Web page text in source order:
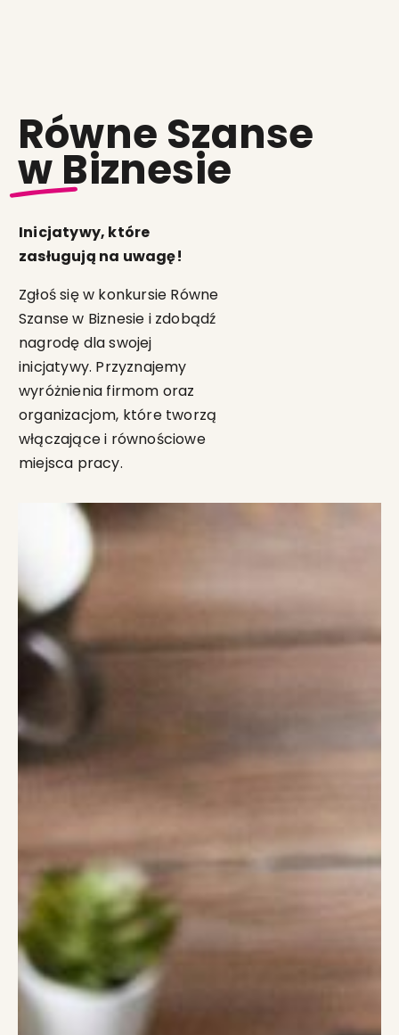
Równe Szanse
w Biznesie
Inicjatywy, które
zasługują na uwagę!
Zgłoś się w konkursie Równe
Szanse w Biznesie i zdobądź
nagrodę dla swojej
inicjatywy. Przyznajemy
wyróżnienia firmom oraz
organizacjom, które tworzą
włączające i równościowe
miejsca pracy.